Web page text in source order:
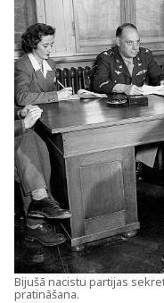
Bijušā nacistu partijas
pratināšana.